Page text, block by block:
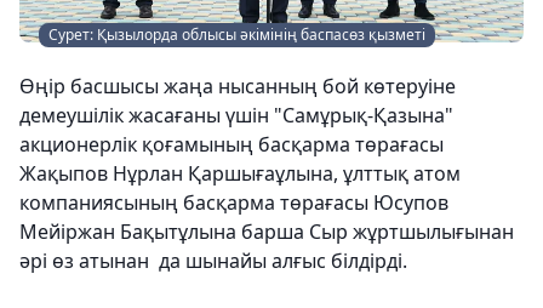
Сурет: Қызылорда облысы әкімінің баспасөз қызметі
Өңір басшысы жаңа нысанның бой көтеруіне
демеушілік жасағаны үшін "Самұрық-Қазына"
акционерлік қоғамының басқарма төрағасы
Жақыпов Нұрлан Қаршығаұлына, ұлттық атом
компаниясының басқарма төрағасы Юсупов
Мейіржан Бақытұлына барша Сыр жұртшылығынан
әрі өз атынан да шынайы алғыс білдірді.